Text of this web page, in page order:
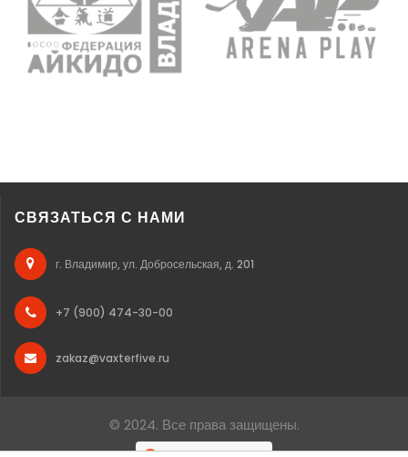
СВЯЗАТЬСЯ С НАМИ
г. Владимир, ул. Добросельская, д. 201
+7 (900) 474-30-00
zakaz@vaxterfive.ru
© 2024. Все права защищены.